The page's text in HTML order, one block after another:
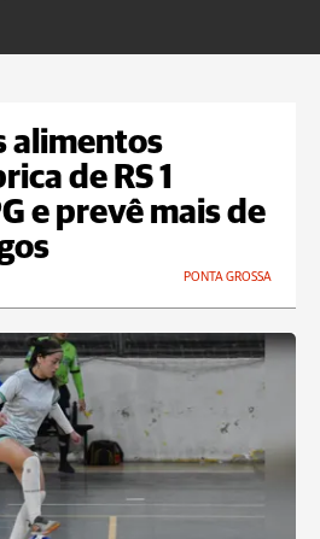
alimentos
de RS 1
e prevê mais de
PONTA GROSSA